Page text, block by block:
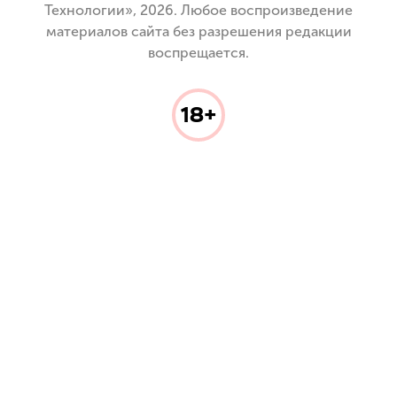
Технологии», 2026. Любое воспроизведение
материалов сайта без разрешения редакции
воспрещается.
18+